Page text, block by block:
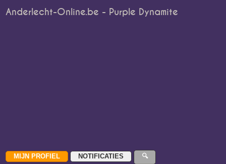
Anderlecht-Online.be - Purple Dynamite